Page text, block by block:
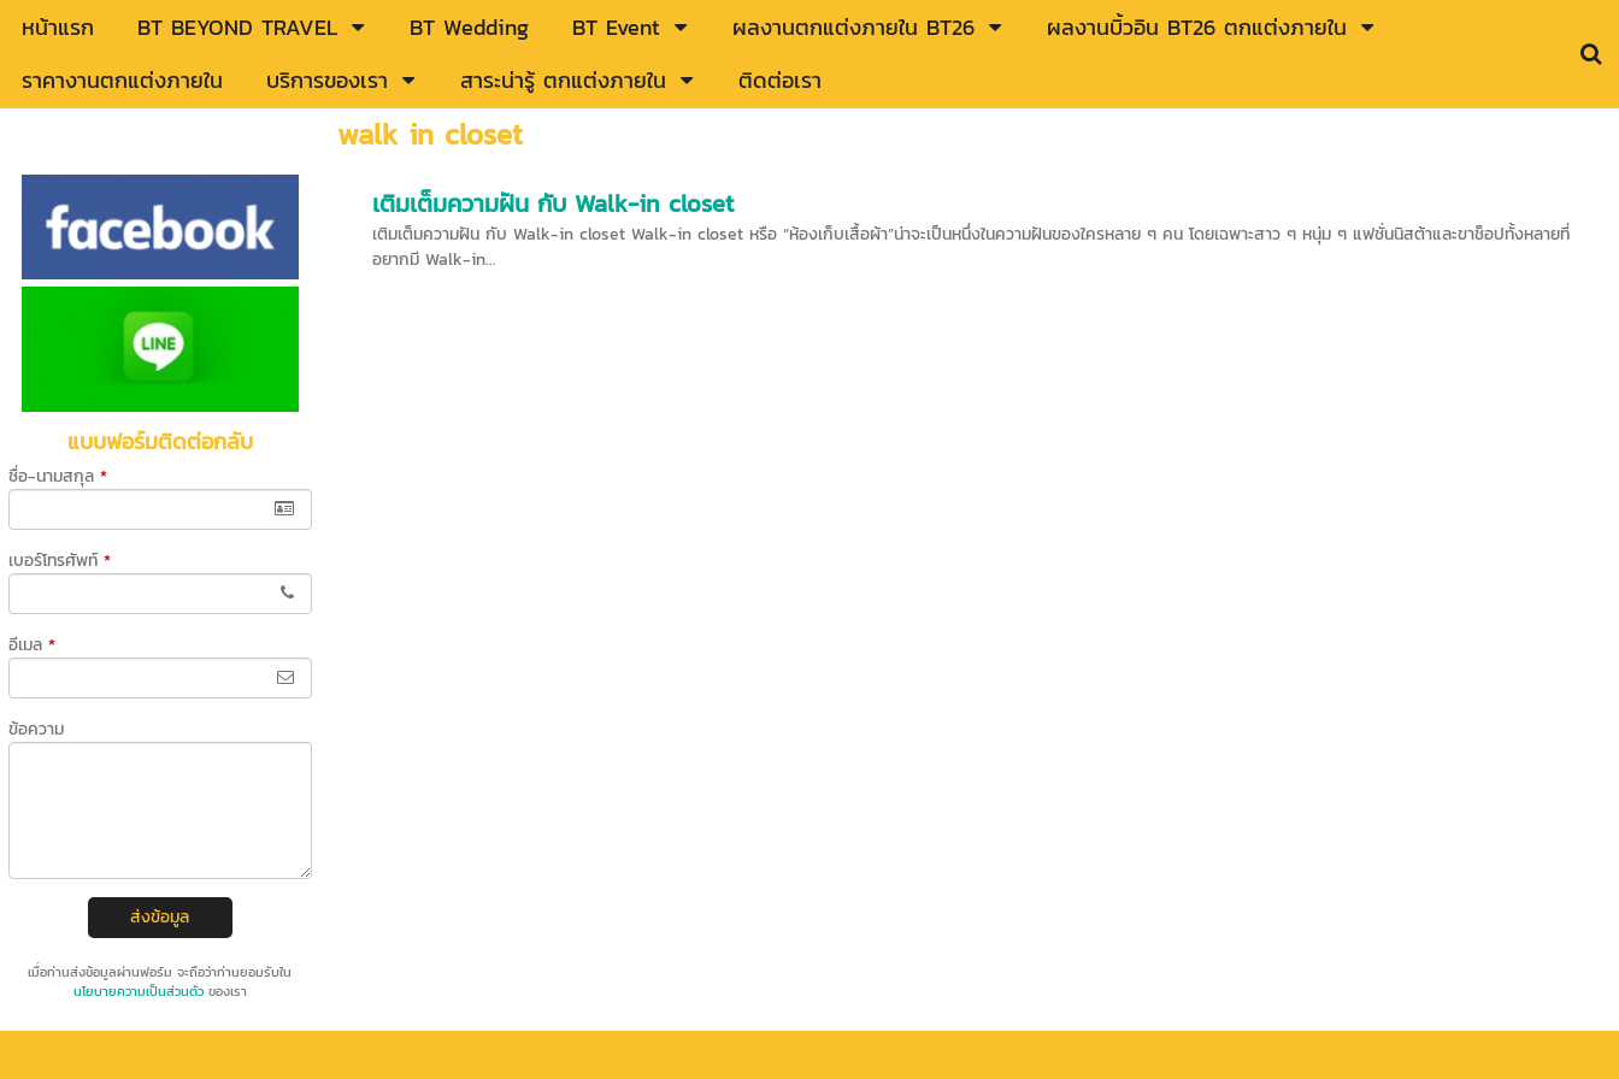
หน้าแรก BT BEYOND TRAVEL BT Wedding BT Event ผลงานตกแต่งภายใน BT26
ผลงานบิ้วอิน BT26 ตกแต่งภายใน
ราคางานตกแต่งภายใน
บริการของเรา สาระน่ารู้ ตกแต่งภายใน ติดต่อเรา
แบบฟอร์มติดต่อกลับ
ชื่อ-นามสกุล *
เบอร์โทรศัพท์ *
อีเมล *
ข้อความ
ส่งข้อมูล
เมื่อท่านส่งข้อมูลผ่านฟอร์ม จะถือว่าท่านยอมรับใน
นโยบายความเป็นส่วนตัวของเรา
walk in closet
เติมเต็มความฝัน กับ Walk-in closet
เติมเต็มความฝัน กับ Walk-in closet Walk-in closet หรือ “ห้องเก็บเสื้อผ้า”น่าจะเป็นหนึ่งในความฝันของใครหลาย ๆ คน โดยเฉพาะสาว ๆ หนุ่ม ๆ แฟชั่นนิสต้าและขาช็อปทั้งหลายที่
อยากมี Walk-in...